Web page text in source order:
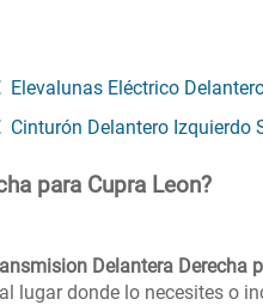
Elevalunas Eléctrico Delantero
Cinturón Delantero Izquierdo
para Cupra Leon?
Delantera Derecha
lugar donde lo necesites o